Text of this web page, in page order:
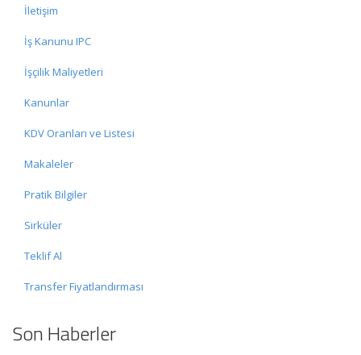
İletişim
İş Kanunu IPC
İşçilik Maliyetleri
Kanunlar
KDV Oranları ve Listesi
Makaleler
Pratik Bilgiler
Sirküler
Teklif Al
Transfer Fiyatlandırması
Son Haberler